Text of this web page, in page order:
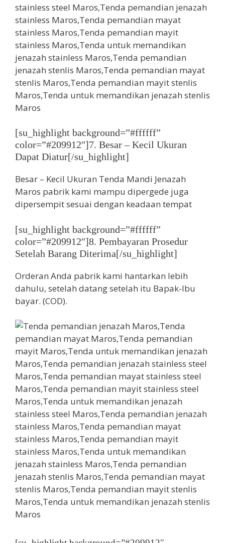
[su_highlight background=”#ffffff”
color=”#209912″]7. Besar – Kecil Ukuran
Dapat Diatur[/su_highlight]
Besar – Kecil Ukuran Tenda Mandi Jenazah
Maros pabrik kami mampu dipergede juga
dipersempit sesuai dengan keadaan tempat
[su_highlight background=”#ffffff”
color=”#209912″]8. Pembayaran Prosedur
Setelah Barang Diterima[/su_highlight]
Orderan Anda pabrik kami hantarkan lebih
dahulu, setelah datang setelah itu Bapak-Ibu
bayar. (COD).